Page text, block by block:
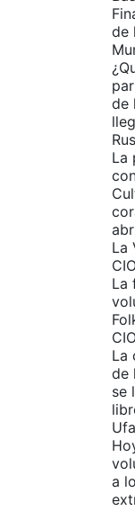
de
de
La
La
La
La
de
se
Ufa
a